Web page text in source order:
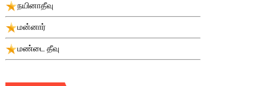
நயினாதீவு
மன்னார்
மண்டை தீவு